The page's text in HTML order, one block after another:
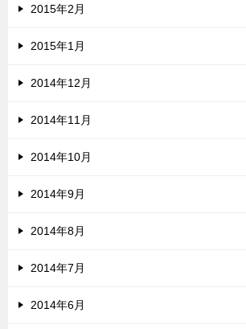
2015年2月
2015年1月
2014年12月
2014年11月
2014年10月
2014年9月
2014年8月
2014年7月
2014年6月